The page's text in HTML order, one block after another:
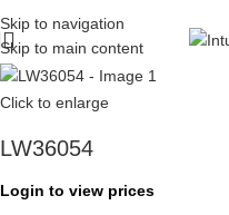
Skip to navigation
Skip to main content
Click to enlarge
LW36054
Login to view prices